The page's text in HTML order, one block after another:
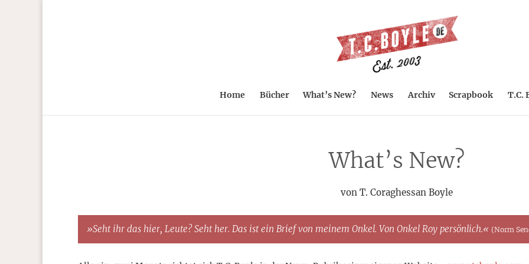
Home Bücher What’s New? News Archiv Scrapbook T.C.
What’s New?
von T. Coraghessan Boyle
»Seht ihr das hier, Leute? Seht her. Das ist ein Brief von meinem Onkel. Von Onkel Roy persönlich.« (Norm